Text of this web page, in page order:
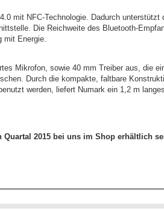
mit NFC-Technologie. Dadurch unterstützt
Die Reichweite des Bluetooth-
mit Energie.
Mikrofon, sowie 40 mm Treiber aus, die
Durch die kompakte, faltbare
werden, liefert Numark ein 1,2 m
Quartal 2015 bei uns im Shop erhältlich